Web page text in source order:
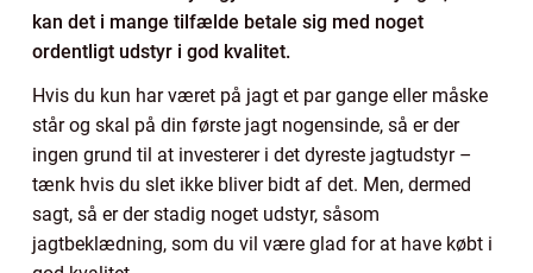
kan det i mange tilfælde betale sig med noget
ordentligt udstyr i god kvalitet.
Hvis du kun har været på jagt et par gange eller måske
står og skal på din første jagt nogensinde, så er der
ingen grund til at investerer i det dyreste jagtudstyr –
tænk hvis du slet ikke bliver bidt af det. Men, dermed
sagt, så er der stadig noget udstyr, såsom
jagtbeklædning, som du vil være glad for at have købt i